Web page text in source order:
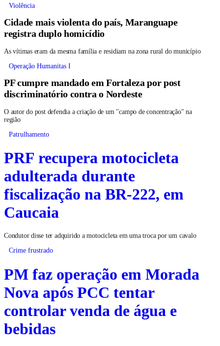
Violência
Cidade mais violenta do país, Maranguape
registra duplo homicídio
As vítimas eram da mesma família e residiam na zona rural do município
Operação Humanitas I
PF cumpre mandado em Fortaleza por post
discriminatório contra o Nordeste
O autor do post defendia a criação de um "campo de concentração" na
região
Patrulhamento
PRF recupera motocicleta
adulterada durante
fiscalização na BR-222, em
Caucaia
Condutor disse ter adquirido a motocicleta em uma troca por um cavalo
Crime frustrado
PM faz operação em Morada
Nova após PCC tentar
controlar venda de água e
bebidas